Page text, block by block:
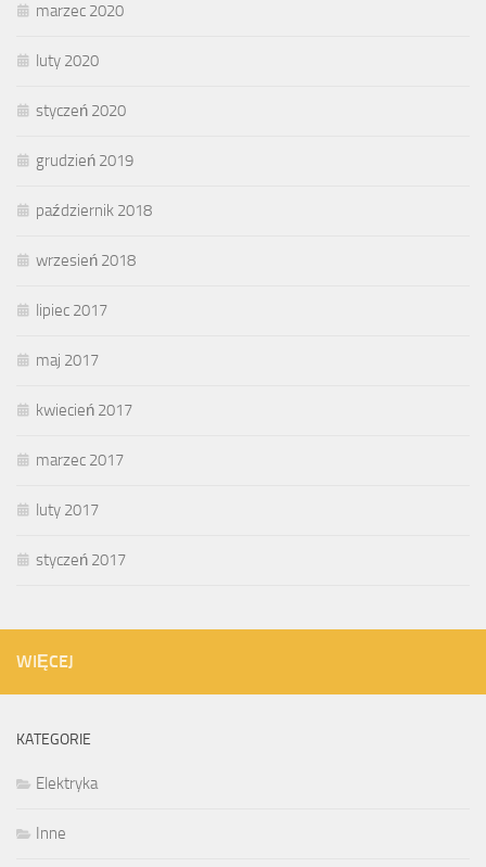
marzec 2020
luty 2020
styczeń 2020
grudzień 2019
październik 2018
wrzesień 2018
lipiec 2017
maj 2017
kwiecień 2017
marzec 2017
luty 2017
styczeń 2017
WIĘCEJ
KATEGORIE
Elektryka
Inne